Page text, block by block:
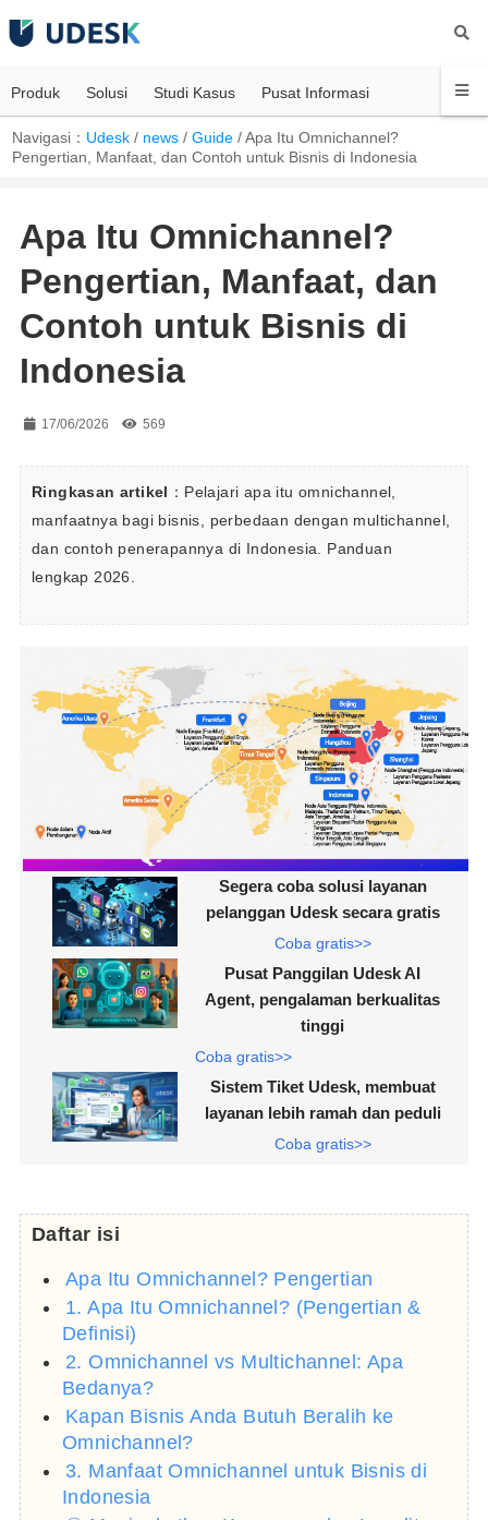
Produk Solusi Studi Kasus Pusat Informasi
Navigasi： Udesk / news /Guide /Apa Itu Omnichannel?
Pengertian, Manfaat, dan Contoh untuk Bisnis di Indonesia
Apa Itu Omnichannel?
Pengertian, Manfaat, dan
Contoh untuk Bisnis di
Indonesia
17/06/2026 569
Ringkasan artikel ：Pelajari apa itu omnichannel,
manfaatnya bagi bisnis, perbedaan dengan multichannel,
dan contoh penerapannya di Indonesia. Panduan
lengkap 2026.
Segera coba solusi layanan
pelanggan Udesk secara gratis
Coba gratis>>
Pusat Panggilan Udesk AI
Agent, pengalaman berkualitas
tinggi
Coba gratis>>
Sistem Tiket Udesk, membuat
layanan lebih ramah dan peduli
Coba gratis>>
Daftar isi
Apa Itu Omnichannel? Pengertian
1. Apa Itu Omnichannel? (Pengertian &
Definisi)
2. Omnichannel vs Multichannel: Apa
Bedanya?
Kapan Bisnis Anda Butuh Beralih ke
Omnichannel?
3. Manfaat Omnichannel untuk Bisnis di
Indonesia